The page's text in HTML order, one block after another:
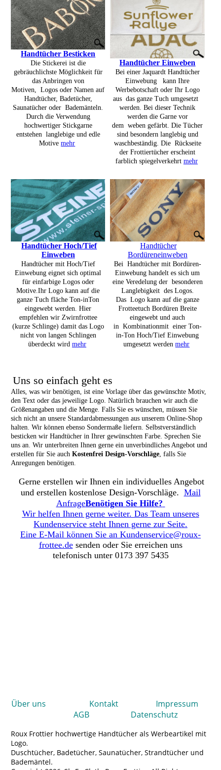
Handtücher Besticken
Die Stickerei ist die
gebräuchlichste Möglichkeit für
das Anbringen von
Motiven, Logos oder Namen auf
Handtücher, Badetücher,
Saunatücher oder Bademänteln.
Durch die Verwendung
hochwertiger Stickgarne
entstehen langlebige und edle
Motivemehr
Handtücher Einweben
Bei einer Jaquardt Handtücher
Einwebung kann Ihre
Werbebotschaft oder Ihr Logo
aus das ganze Tuch umgesetzt
werden. Bei dieser Technik
werden die Garne vor
dem weben gefärbt. Die Tücher
sind besondern langlebig und
waschbeständig. Die Rückseite
der Frottiertücher erscheint
farblich spiegelverkehrt mehr
Handtücher Hoch/Tief
Einweben
Handtücher mit Hoch/Tief
Einwebung eignet sich optimal
für einfarbige Logos oder
Motive.Ihr Logo kann auf die
ganze Tuch fläche Ton-inTon
eingewebt werden. Hier
empfehlen wir Zwirnfrottee
(kurze Schlinge) damit das Logo
nicht von langen Schlingen
überdeckt wird mehr
Handtücher
Bordüreneinweben
Bei Handtücher mit Bordüren-
Einwebung handelt es sich um
eine Veredelung der besonderen
Langlebigkeit des Logos.
Das Logo kann auf die ganze
Frotteetuch Bordüren Breite
eingewebt und auch
in Kombinationmit einer Ton-
in-Ton Hoch/Tief Einwebung
umgesetzt werdenmehr
Uns so einfach geht es
Alles, was wir benötigen, ist eine Vorlage über das gewünschte Motiv,
den Text oder das jeweilige Logo. Natürlich brauchen wir auch die
Größenangaben und die Menge. Falls Sie es wünschen, müssen Sie
sich nicht an unsere Standardabmessungen aus unserem Online-Shop
halten. Wir können ebenso Sondermaße liefern. Selbstverständlich
besticken wir Handtücher in Ihrer gewünschten Farbe. Sprechen Sie
uns an. Wir unterbreiten Ihnen gerne ein unverbindliches Angebot und
erstellen für Sie auchKostenfrei Design-Vorschläge , falls Sie
Anregungen benötigen.
Gerne erstellen wir Ihnen ein individuelles Angebot
und erstellen kostenlose Design-Vorschläge. Mail
AnfrageBenötigen Sie Hilfe?
Wir helfen Ihnen gerne weiter. Das Team unseres
Kundenservice steht Ihnen gerne zur Seite.
Eine E-Mail können Sie an Kundenservice@roux-
frottee.desenden oder Sie erreichen uns
telefonisch unter 0173 397 5435
Über uns Kontakt
Impressum
AGBDatenschutz
Roux Frottier hochwertige Handtücher als Werbeartikel mit
Logo.
Duschtücher, Badetücher, Saunatücher, Strandtücher und
Bademäntel.